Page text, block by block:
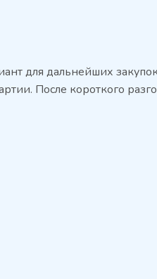
для дальнейших
После короткого